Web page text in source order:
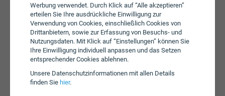
Werbung verwendet. Durch Klick auf “Alle akzeptieren”
erteilen Sie Ihre ausdrückliche Einwilligung zur
Verwendung von Cookies, einschließlich Cookies von
Drittanbietern, sowie zur Erfassung von Besuchs- und
Nutzungsdaten. Mit Klick auf “Einstellungen” können Sie
Ihre Einwilligung individuell anpassen und das Setzen
entsprechender Cookies ablehnen.
Unsere Daten­schutz­informationen mit allen Details
finden Sie hier.
erhoben.